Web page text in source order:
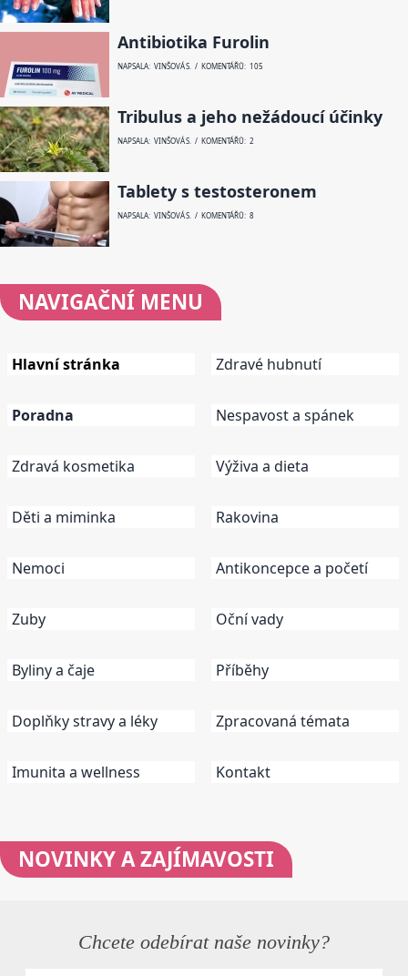
Antibiotika Furolin
NAPSALA: VINŠOVÁ S. / KOMENTÁŘŮ: 105
Tribulus a jeho nežádoucí účinky
NAPSALA: VINŠOVÁ S. / KOMENTÁŘŮ: 2
Tablety s testosteronem
NAPSALA: VINŠOVÁ S. / KOMENTÁŘŮ: 8
NAVIGAČNÍ MENU
Hlavní stránka
Poradna
Zdravá kosmetika
Děti a miminka
Nemoci
Zuby
Byliny a čaje
Doplňky stravy a léky
Imunita a wellness
Zdravé hubnutí
Nespavost a spánek
Výživa a dieta
Rakovina
Antikoncepce a početí
Oční vady
Příběhy
Zpracovaná témata
Kontakt
NOVINKYA ZAJÍMAVOSTI
Chcete odebírat naše novinky?